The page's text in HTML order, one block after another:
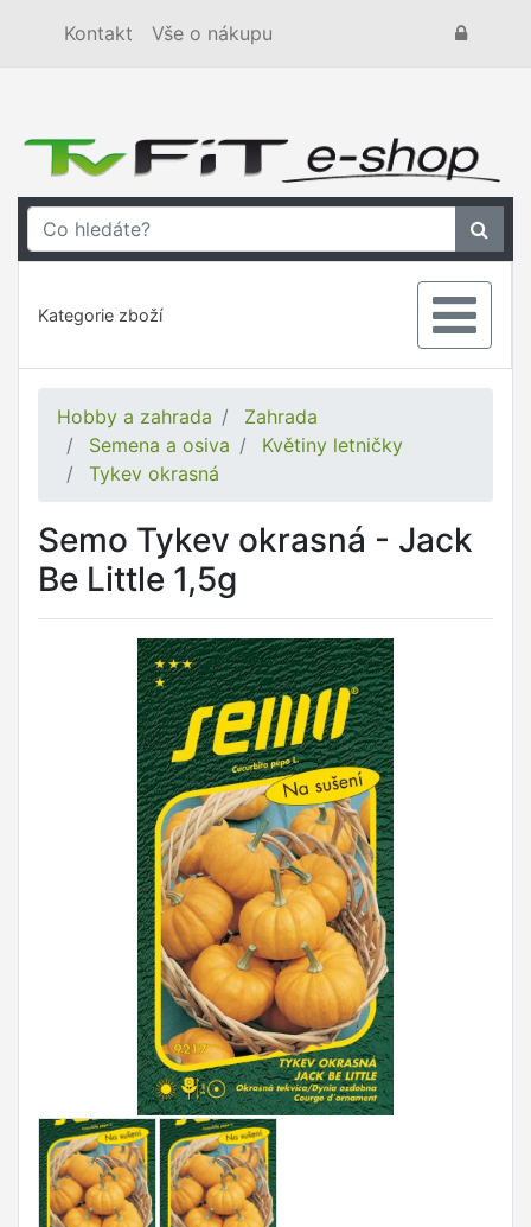
Kontakt Vše o nákupu
Kategorie zboží
Hobby a zahrada
Zahrada
Semena a osiva
Květiny letničky
Tykev okrasná
Semo Tykev okrasná - Jack
Be Little 1,5g